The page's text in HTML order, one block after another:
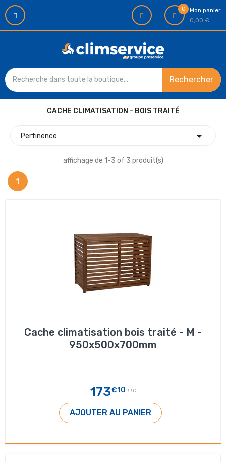
0
Mon panier
0,00 €
Rechercher
CACHE CLIMATISATION - BOIS TRAITÉ
Pertinence 
affichage de 1-3 of 3 produit(s)
1
Cache climatisation bois traité - M -
950x500x700mm
173€10 TTC
AJOUTER AU PANIER